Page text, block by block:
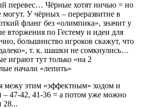
перевес… Чёрные хотят ничью = но
могут. У чёрных – переразвитие в
фланг без «олимпика», значит у
вторжения по Гестему и идеи для
большинство игроков скажут, что
т. к. шашки не сомкнулись…
играют тут только «на 2
начали «лепить»
межу этим «эффектным» ходом и
47-42, 41-36 = а потом уже можно
28...